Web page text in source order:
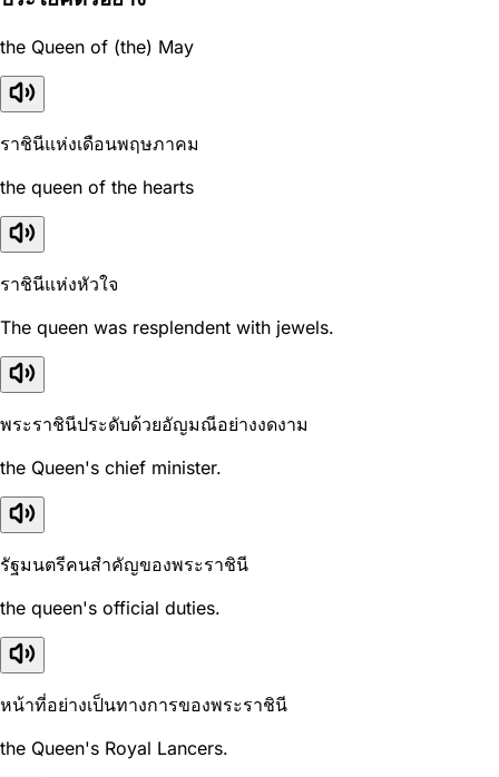
the Queen of (the) May
ราชินีแห่งเดือนพฤษภาคม
the queen of the hearts
ราชินีแห่งหัวใจ
The queen was resplendent with jewels.
พระราชินีประดับด้วยอัญมณีอย่างงดงาม
the Queen's chief minister.
รัฐมนตรีคนสำคัญของพระราชินี
the queen's official duties.
หน้าที่อย่างเป็นทางการของพระราชินี
the Queen's Royal Lancers.